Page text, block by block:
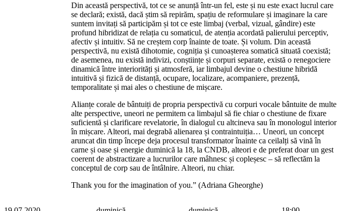
Din această perspectivă, tot ce se anunță într-un fel, este și nu este exact lucrul care
se declară; există, dacă știm să repirăm, spațiu de reformulare și imaginare la care
suntem invitați să participăm și tot ce este limbaj (verbal, vizual, gândire) este
profund hibridizat de relația cu somaticul, de atenția acordată palierului perceptiv,
afectiv și intuitiv. Să ne creștem corp înainte de toate. Și volum. Din această
perspectivă, nu există dihotomie, cogniția și cunoașterea somatică situată coexistă;
de asemenea, nu există indivizi, conștiințe și corpuri separate, există o renegociere
dinamică între interiorități și atmosferă, iar limbajul devine o chestiune hibridă
intuitivă și fizică de distanță, ocupare, localizare, acompaniere, prezență,
temporalitate și mai ales o chestiune de mișcare.
Alianțe corale de bântuiți de propria perspectivă cu corpuri vocale bântuite de multe
alte perspective, uneori ne permitem ca limbajul să fie chiar o chestiune de fixare
suficientă și clarificare revelatorie, în dialogul cu altcineva sau în monologul interior
în mișcare. Alteori, mai degrabă alienarea și contraintuiția… Uneori, un concept
aruncat din timp începe deja procesul transformator înainte ca ceilalți să vină în
carne și oase și energie duminică la 18, la CNDB, alteori e de preferat doar un gest
coerent de abstractizare a lucrurilor care mâhnesc și copleșesc – să reflectăm la
conceptul de corp sau de întâlnire. Alteori, nu chiar.
Thank you for the imagination of you.” (Adriana Gheorghe)